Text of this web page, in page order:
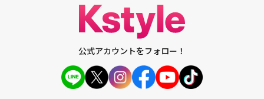
公式アカウントをフォロー！